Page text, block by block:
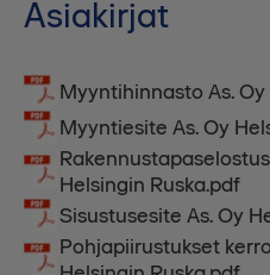
Asiakirjat
Myyntihinnasto As.
Myyntiesite As. Oy
Helsingin Ruska.pdf
Sisustusesite As. Oy
Pohjapiirustukset